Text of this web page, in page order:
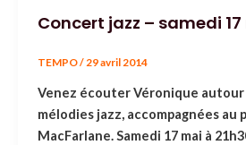
Concert jazz – samedi
TEMPO/ 29 avril 2014
Venez écouter Véronique
mélodies jazz, accompagnées au
MacFarlane. Samedi 17 mai à